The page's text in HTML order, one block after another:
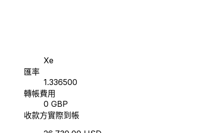
Xe
匯率
1.336500
轉帳費用
0 GBP
收款方實際到帳